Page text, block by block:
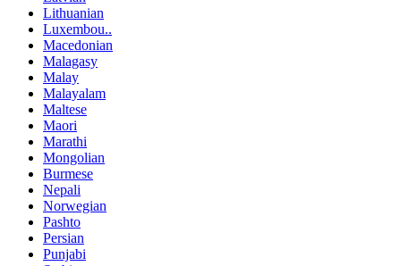
Lithuanian
Luxembou..
Macedonian
Malagasy
Malay
Malayalam
Maltese
Maori
Marathi
Mongolian
Burmese
Nepali
Norwegian
Pashto
Persian
Punjabi